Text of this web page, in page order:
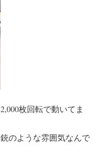
枚回転で動いてま
のような雰囲気なんで